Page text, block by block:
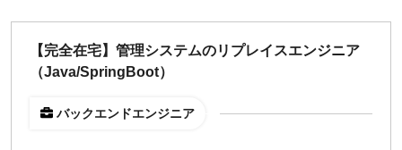
【完全在宅】管理システムのリプレイスエンジニア
（Java/SpringBoot）
バックエンドエンジニア